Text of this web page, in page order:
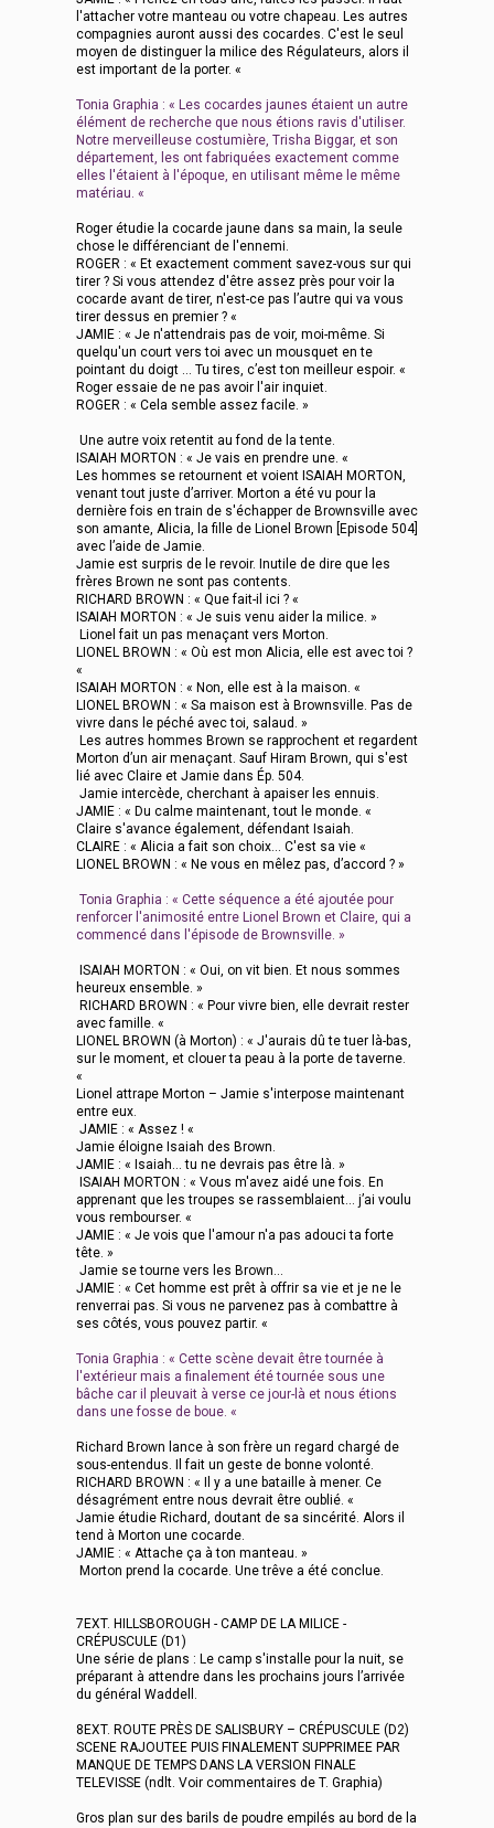
l'attacher votre manteau ou votre chapeau. Les autres
compagnies auront aussi des cocardes. C'est le seul
moyen de distinguer la milice des Régulateurs, alors il
est important de la porter. «
Tonia Graphia : « Les cocardes jaunes étaient un autre
élément de recherche que nous étions ravis d'utiliser.
Notre merveilleuse costumière, Trisha Biggar, et son
département, les ont fabriquées exactement comme
elles l'étaient à l'époque, en utilisant même le même
matériau. «
Roger étudie la cocarde jaune dans sa main, la seule
chose le différenciant de l'ennemi.
ROGER : « Et exactement comment savez-vous sur qui
tirer ? Si vous attendez d'être assez près pour voir la
cocarde avant de tirer, n'est-ce pas l’autre qui va vous
tirer dessus en premier ? «
JAMIE : « Je n'attendrais pas de voir, moi-même. Si
quelqu'un court vers toi avec un mousquet en te
pointant du doigt … Tu tires, c’est ton meilleur espoir. «
Roger essaie de ne pas avoir l'air inquiet.
ROGER : « Cela semble assez facile. »
Une autre voix retentit au fond de la tente.
ISAIAH MORTON : « Je vais en prendre une. «
Les hommes se retournent et voient ISAIAH MORTON,
venant tout juste d’arriver. Morton a été vu pour la
dernière fois en train de s'échapper de Brownsville avec
son amante, Alicia, la fille de Lionel Brown [Episode 504]
avec l’aide de Jamie.
Jamie est surpris de le revoir. Inutile de dire que les
frères Brown ne sont pas contents.
RICHARD BROWN : « Que fait-il ici ? «
ISAIAH MORTON : « Je suis venu aider la milice. »
Lionel fait un pas menaçant vers Morton.
LIONEL BROWN : « Où est mon Alicia, elle est avec toi ?
«
ISAIAH MORTON : « Non, elle est à la maison. «
LIONEL BROWN : « Sa maison est à Brownsville. Pas de
vivre dans le péché avec toi, salaud. »
Les autres hommes Brown se rapprochent et regardent
Morton d’un air menaçant. Sauf Hiram Brown, qui s'est
lié avec Claire et Jamie dans Ép. 504.
Jamie intercède, cherchant à apaiser les ennuis.
JAMIE : « Du calme maintenant, tout le monde. «
Claire s'avance également, défendant Isaiah.
CLAIRE : « Alicia a fait son choix... C'est sa vie «
LIONEL BROWN : « Ne vous en mêlez pas, d’accord ? »
Tonia Graphia : « Cette séquence a été ajoutée pour
renforcer l'animosité entre Lionel Brown et Claire, qui a
commencé dans l'épisode de Brownsville. »
ISAIAH MORTON : « Oui, on vit bien. Et nous sommes
heureux ensemble. »
RICHARD BROWN : « Pour vivre bien, elle devrait rester
avec famille. «
LIONEL BROWN (à Morton) : « J'aurais dû te tuer là-bas,
sur le moment, et clouer ta peau à la porte de taverne.
«
Lionel attrape Morton – Jamie s'interpose maintenant
entre eux.
JAMIE : « Assez ! «
Jamie éloigne Isaiah des Brown.
JAMIE : « Isaiah... tu ne devrais pas être là. »
ISAIAH MORTON : « Vous m'avez aidé une fois. En
apprenant que les troupes se rassemblaient... j’ai voulu
vous rembourser. «
JAMIE : « Je vois que l'amour n'a pas adouci ta forte
tête. »
Jamie se tourne vers les Brown...
JAMIE : « Cet homme est prêt à offrir sa vie et je ne le
renverrai pas. Si vous ne parvenez pas à combattre à
ses côtés, vous pouvez partir. «
Tonia Graphia : « Cette scène devait être tournée à
l'extérieur mais a finalement été tournée sous une
bâche car il pleuvait à verse ce jour-là et nous étions
dans une fosse de boue. «
Richard Brown lance à son frère un regard chargé de
sous-entendus. Il fait un geste de bonne volonté.
RICHARD BROWN : « Il y a une bataille à mener. Ce
désagrément entre nous devrait être oublié. «
Jamie étudie Richard, doutant de sa sincérité. Alors il
tend à Morton une cocarde.
JAMIE : « Attache ça à ton manteau. »
Morton prend la cocarde. Une trêve a été conclue.
7EXT. HILLSBOROUGH - CAMP DE LA MILICE -
CRÉPUSCULE (D1)
Une série de plans : Le camp s'installe pour la nuit, se
préparant à attendre dans les prochains jours l’arrivée
du général Waddell.
8EXT. ROUTE PRÈS DE SALISBURY – CRÉPUSCULE (D2)
SCENE RAJOUTEE PUIS FINALEMENT SUPPRIMEE PAR
MANQUE DE TEMPS DANS LA VERSION FINALE
TELEVISSE (ndlt. Voir commentaires de T. Graphia)
Gros plan sur des barils de poudre empilés au bord de la